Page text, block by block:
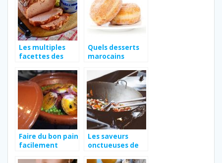
Les multiples
facettes des
terre.
Quels desserts
marocains
vous?
Faire du bon pain
facilement
Les saveurs
onctueuses de